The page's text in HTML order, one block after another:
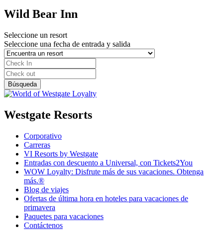
Wild Bear Inn
Seleccione un resort
Seleccione una fecha de entrada y salida
Westgate Resorts
Corporativo
Carreras
VI Resorts by Westgate
Entradas con descuento a Universal, con Tickets2You
WOW Loyalty: Disfrute más de sus vacaciones. Obtenga
más.®
Blog de viajes
Ofertas de última hora en hoteles para vacaciones de
primavera
Paquetes para vacaciones
Contáctenos